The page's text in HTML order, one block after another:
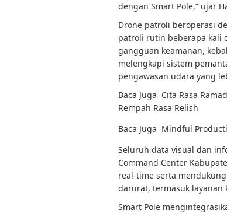
dengan Smart Pole,” ujar
Drone patroli beroperasi
patroli rutin beberapa kali
gangguan keamanan,
melengkapi sistem
pengawasan udara yang
Baca Juga Cita Rasa
Rempah Rasa Relish
Baca Juga Mindful
Seluruh data visual dan
Command Center
real-time serta
darurat, termasuk layanan
Smart Pole